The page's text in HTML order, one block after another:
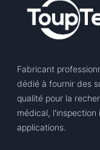
Fabricant
dédié à fournir des
qualité pour la
médical,
applications.